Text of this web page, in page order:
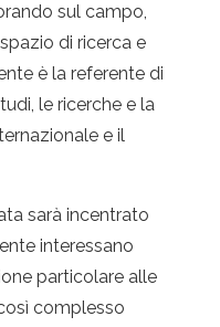
sul campo,
di ricerca e
è la referente di
le ricerche e la
e il
sarà incentrato
interessano
particolare alle
complesso